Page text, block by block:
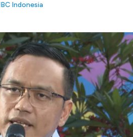
Indonesia